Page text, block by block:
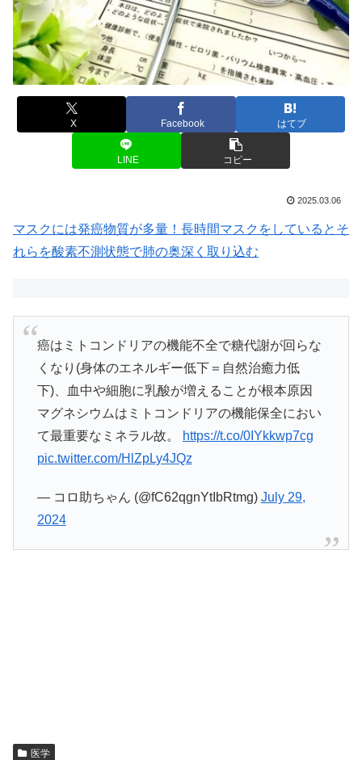
X Facebook はてブ
LINE コピー
2025.03.06
マスクには発癌物質が多量！長時間マスクをしているとそ
れらを酸素不測状態で肺の奥深く取り込む
癌はミトコンドリアの機能不全で糖代謝が回らな
くなり(身体のエネルギー低下＝自然治癒力低
下)、血中や細胞に乳酸が増えることが根本原因
マグネシウムはミトコンドリアの機能保全におい
て最重要なミネラル故。
https://t.co/0IYkkwp7cg
pic.twitter.com/HlZpLy4JQz
— コロ助ちゃん (@fC62qgnYtIbRtmg) July 29,
2024
医学